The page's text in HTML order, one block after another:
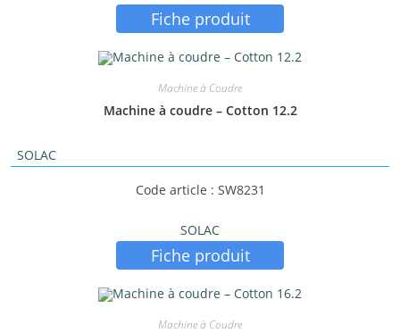
Fiche produit
Machine à Coudre
Machine à coudre – Cotton 12.2
SOLAC
Code article : SW8231
SOLAC
Fiche produit
Machine à Coudre